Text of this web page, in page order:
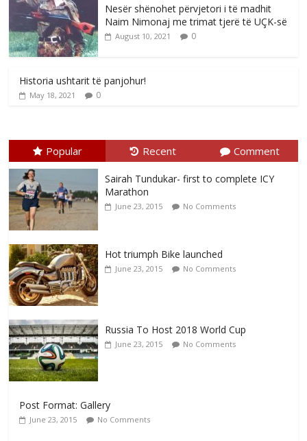
Nesër shënohet përvjetori i të madhit
Naim Nimonaj me trimat tjerë të UÇK-së
August 10, 2021 0
Historia ushtarit të panjohur!
May 18, 2021 0
Popular Recent Comment
Sairah Tundukar- first to complete ICY
Marathon
June 23, 2015 No Comments
Hot triumph Bike launched
June 23, 2015 No Comments
Russia To Host 2018 World Cup
June 23, 2015 No Comments
Post Format: Gallery
June 23, 2015 No Comments